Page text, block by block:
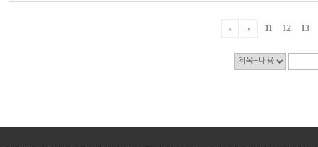
« ‹ 11 12 13